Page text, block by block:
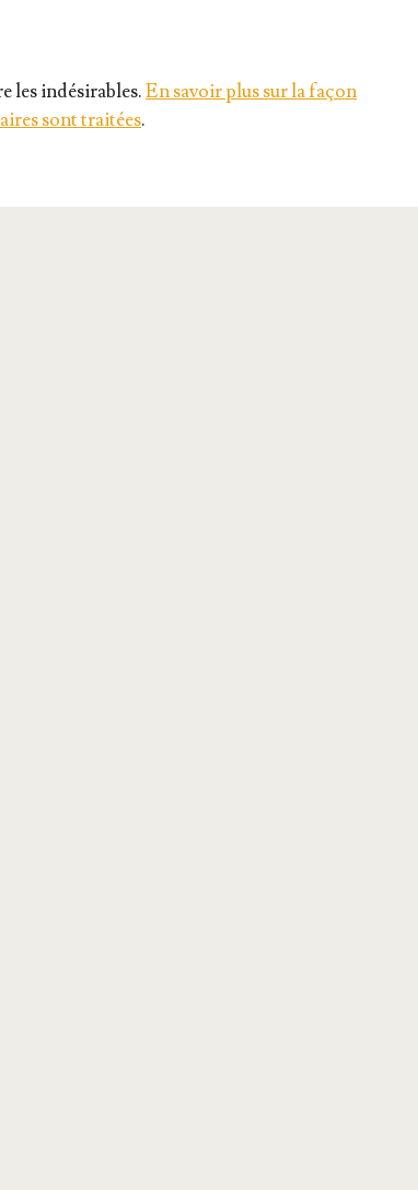
les indésirables.En savoir plus sur la façon
sont traitées.